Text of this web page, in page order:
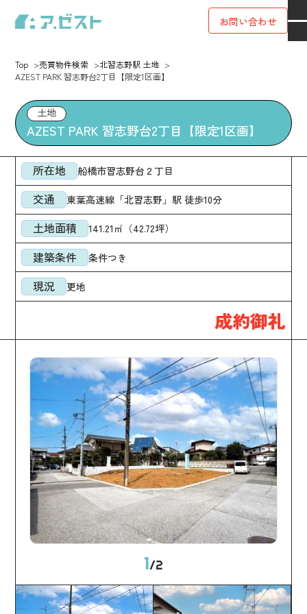
お問い合わせ
Top 売買物件検索
北習志野駅 土地
AZEST PARK 習志野台2丁目【限定1区画】
土地
AZEST PARK 習志野台2丁目【限定1区画】
所在地 船橋市習志野台２丁目
交通 東葉高速線「北習志野」駅 徒歩10分
土地面積 141.21㎡（42.72坪）
建築条件 条件つき
現況 更地
成約御礼
1/2